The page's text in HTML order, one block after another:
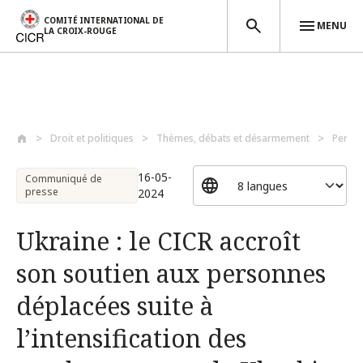
COMITÉ INTERNATIONAL DE
LA CROIX-ROUGE
MENU
Droit et politiques Thèmes, débats et désarmement
Communiqué de
presse
16-05-
2024
Ukraine : le CICR accroît
son soutien aux personnes
déplacées suite à
l’intensification des